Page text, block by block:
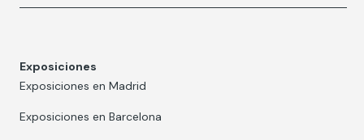
Exposiciones
Exposiciones en Madrid
Exposiciones en Barcelona